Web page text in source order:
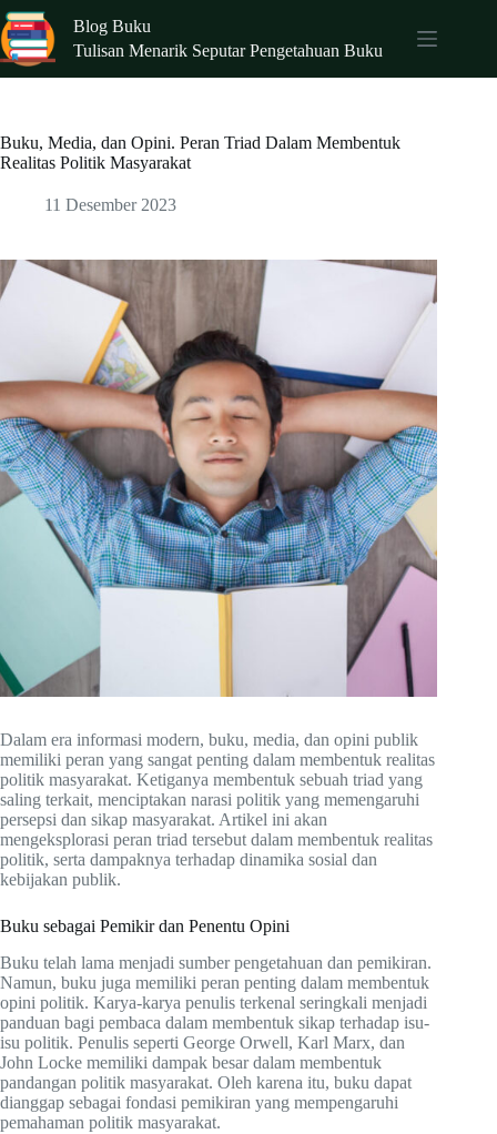
Skip
to
content
Blog Buku
Tulisan Menarik Seputar Pengetahuan Buku
Buku, Media, dan Opini. Peran Triad Dalam Membentuk
Realitas Politik Masyarakat
11 Desember 2023
Dalam era informasi modern, buku, media, dan opini publik
memiliki peran yang sangat penting dalam membentuk realitas
politik masyarakat. Ketiganya membentuk sebuah triad yang
saling terkait, menciptakan narasi politik yang memengaruhi
persepsi dan sikap masyarakat. Artikel ini akan
mengeksplorasi peran triad tersebut dalam membentuk realitas
politik, serta dampaknya terhadap dinamika sosial dan
kebijakan publik.
Buku sebagai Pemikir dan Penentu Opini
Buku telah lama menjadi sumber pengetahuan dan pemikiran.
Namun, buku juga memiliki peran penting dalam membentuk
opini politik. Karya-karya penulis terkenal seringkali menjadi
panduan bagi pembaca dalam membentuk sikap terhadap isu-
isu politik. Penulis seperti George Orwell, Karl Marx, dan
John Locke memiliki dampak besar dalam membentuk
pandangan politik masyarakat. Oleh karena itu, buku dapat
dianggap sebagai fondasi pemikiran yang mempengaruhi
pemahaman politik masyarakat.